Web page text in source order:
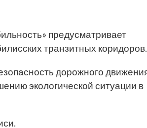
предусматривает
транзитных коридоров.
дорожного
экологической ситуации в